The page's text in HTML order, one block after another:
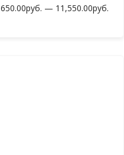
650.00руб. — 11,550.00руб.